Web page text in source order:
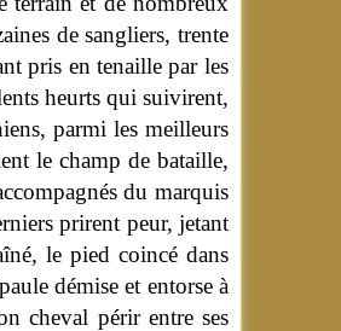
de sangliers, trente
pris en tenaille par les
heurts qui suivirent,
parmi les meilleurs
le champ de bataille,
du marquis
prirent peur, jetant
le pied coincé dans
démise et entorse à
cheval périr entre ses